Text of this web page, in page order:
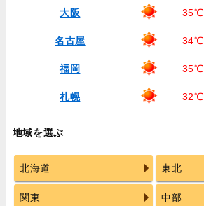
大阪 35℃
名古屋 34℃
福岡 35℃
札幌 32℃
地域を選ぶ
北海道 東北
関東 中部